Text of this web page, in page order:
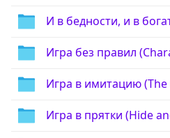
И в бедности, и в
Игра без правил
Игра в имитацию
Игра в прятки (Hide